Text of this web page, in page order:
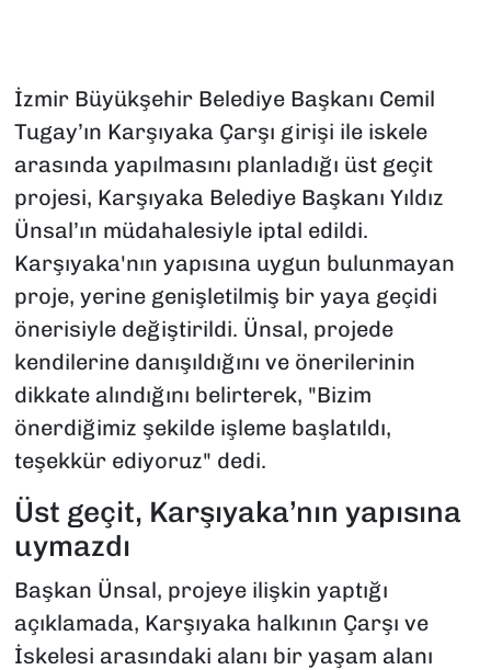
İzmir Büyükşehir Belediye Başkanı Cemil
Tugay’ın Karşıyaka Çarşı girişi ile iskele
arasında yapılmasını planladığı üst geçit
projesi, Karşıyaka Belediye Başkanı Yıldız
Ünsal’ın müdahalesiyle iptal edildi.
Karşıyaka'nın yapısına uygun bulunmayan
proje, yerine genişletilmiş bir yaya geçidi
önerisiyle değiştirildi. Ünsal, projede
kendilerine danışıldığını ve önerilerinin
dikkate alındığını belirterek, "Bizim
önerdiğimiz şekilde işleme başlatıldı,
teşekkür ediyoruz" dedi.
Üst geçit, Karşıyaka’nın yapısına
uymazdı
Başkan Ünsal, projeye ilişkin yaptığı
açıklamada, Karşıyaka halkının Çarşı ve
İskelesi arasındaki alanı bir yaşam alanı